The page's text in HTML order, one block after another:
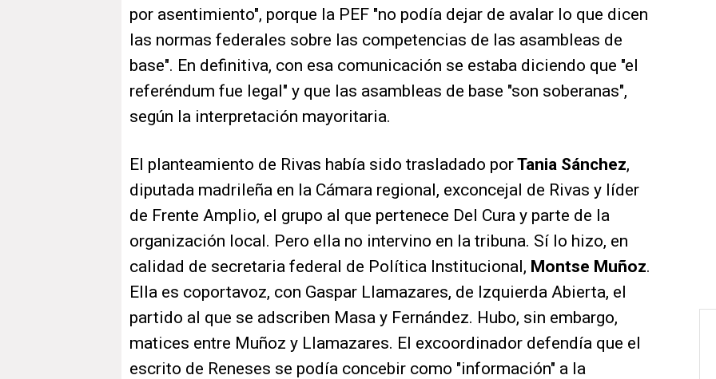
por asentimiento", porque la PEF "no podía dejar de avalar lo que dicen
las normas federales sobre las competencias de las asambleas de
base". En definitiva, con esa comunicación se estaba diciendo que "el
referéndum fue legal" y que las asambleas de base "son soberanas",
según la interpretación mayoritaria.
El planteamiento de Rivas había sido trasladado porTania Sánchez,
diputada madrileña en la Cámara regional, exconcejal de Rivas y líder
de Frente Amplio, el grupo al que pertenece Del Cura y parte de la
organización local. Pero ella no intervino en la tribuna. Sí lo hizo, en
calidad de secretaria federal de Política Institucional, Montse Muñoz.
Ella es coportavoz, con Gaspar Llamazares, de Izquierda Abierta, el
partido al que se adscriben Masa y Fernández. Hubo, sin embargo,
matices entre Muñoz y Llamazares. El excoordinador defendía que el
escrito de Reneses se podía concebir como "información" a la